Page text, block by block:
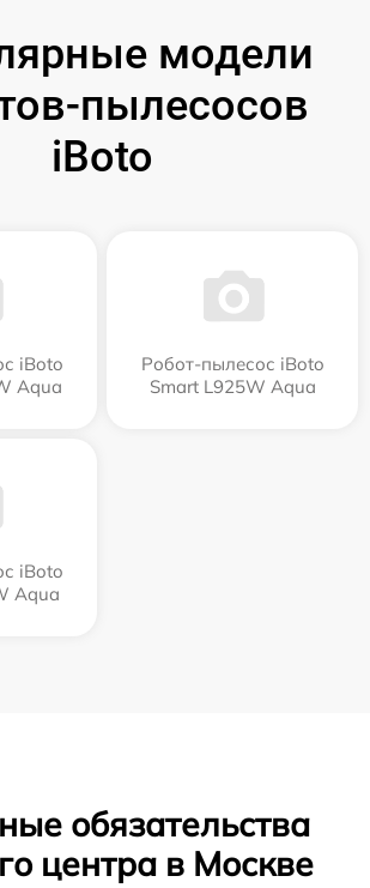
модели
пылесосов
iBoto
iBoto
Aqua
Робот-пылесос iBoto
Smart L925W Aqua
iBoto
Aqua
обязательства
центра в Москве